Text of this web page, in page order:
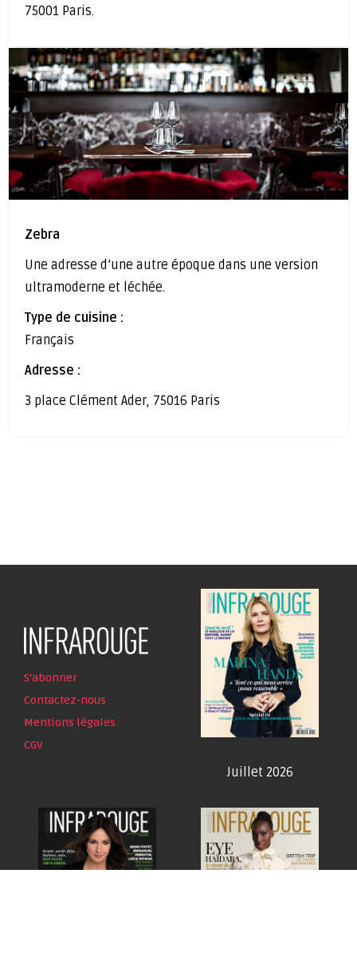
75001 Paris.
Zebra
Une adresse d’une autre époque dans une version
ultramoderne et léchée.
Type de cuisine :
Français
Adresse :
3 place Clément Ader, 75016 Paris
S'abonner
Contactez-nous
Mentions légales
CGV
Juillet 2026